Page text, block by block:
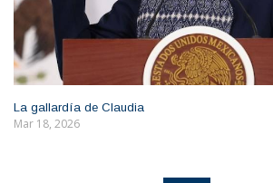
La gallardía de Claudia
Mar 18, 2026